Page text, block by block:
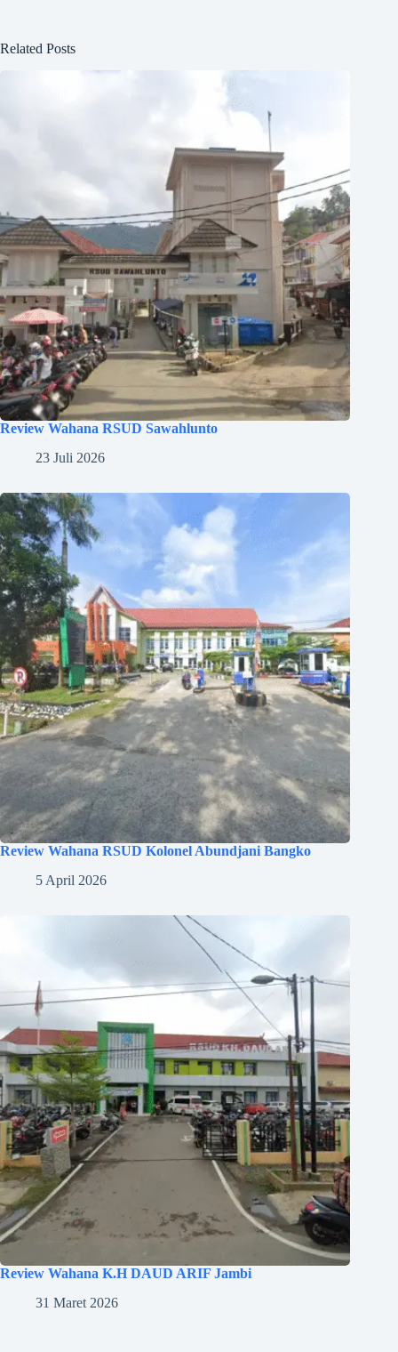
Related Posts
Review Wahana RSUD Sawahlunto
23 Juli 2026
Review Wahana RSUD Kolonel Abundjani Bangko
5 April 2026
Review Wahana K.H DAUD ARIF Jambi
31 Maret 2026